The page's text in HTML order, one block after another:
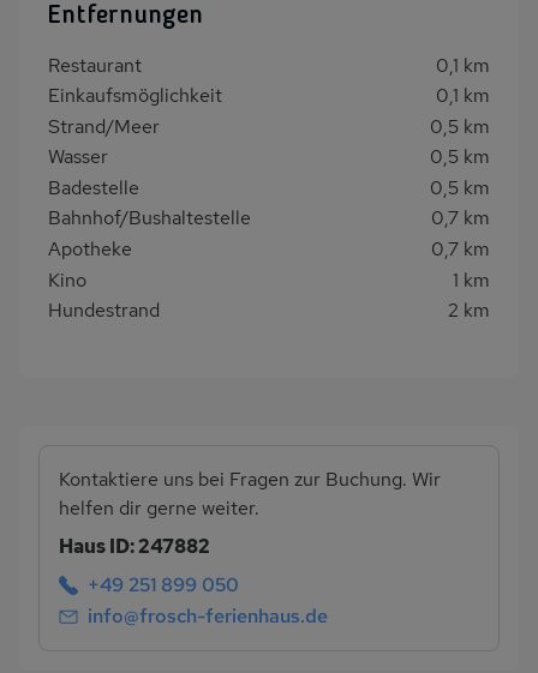
Entfernungen
Restaurant
0,1 km
Einkaufsmöglichkeit
0,1 km
Strand/Meer
0,5 km
Wasser
0,5 km
Badestelle
0,5 km
Bahnhof/Bushaltestelle
0,7 km
Apotheke
0,7 km
Kino
1 km
Hundestrand
2 km
Kontaktiere uns bei Fragen zur Buchung. Wir
helfen dir gerne weiter.
Haus ID: 247882
+49 251 899 050
info@frosch-ferienhaus.de